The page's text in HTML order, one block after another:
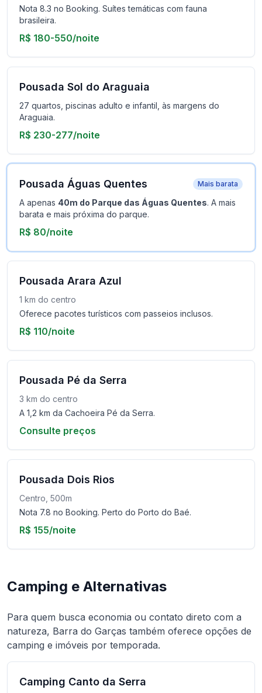
Nota 8.3 no Booking. Suítes temáticas com fauna
brasileira.
R$ 180-550/noite
Pousada Sol do Araguaia
27 quartos, piscinas adulto e infantil, às margens do
Araguaia.
R$ 230-277/noite
Pousada Águas Quentes Mais barata
A apenas 40m do Parque das Águas Quentes. A mais
barata e mais próxima do parque.
R$ 80/noite
Pousada Arara Azul
1 km do centro
Oferece pacotes turísticos com passeios inclusos.
R$ 110/noite
Pousada Pé da Serra
3 km do centro
A 1,2 km da Cachoeira Pé da Serra.
Consulte preços
Pousada Dois Rios
Centro, 500m
Nota 7.8 no Booking. Perto do Porto do Baé.
R$ 155/noite
Camping e Alternativas
Para quem busca economia ou contato direto com a
natureza, Barra do Garças também oferece opções de
camping e imóveis por temporada.
Camping Canto da Serra